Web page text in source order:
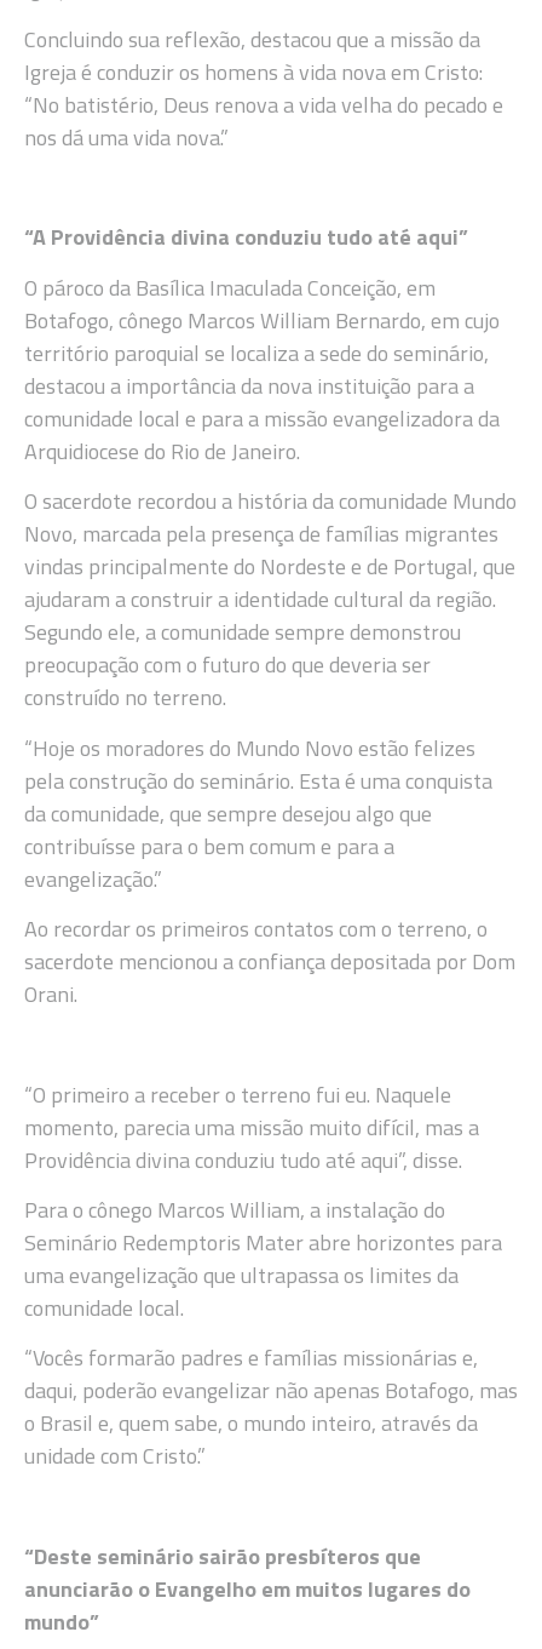
Concluindo sua reflexão, destacou que a missão da
Igreja é conduzir os homens à vida nova em Cristo:
“No batistério, Deus renova a vida velha do pecado e
nos dá uma vida nova.”
“A Providência divina conduziu tudo até aqui”
O pároco da Basílica Imaculada Conceição, em
Botafogo, cônego Marcos William Bernardo, em cujo
território paroquial se localiza a sede do seminário,
destacou a importância da nova instituição para a
comunidade local e para a missão evangelizadora da
Arquidiocese do Rio de Janeiro.
O sacerdote recordou a história da comunidade Mundo
Novo, marcada pela presença de famílias migrantes
vindas principalmente do Nordeste e de Portugal, que
ajudaram a construir a identidade cultural da região.
Segundo ele, a comunidade sempre demonstrou
preocupação com o futuro do que deveria ser
construído no terreno.
“Hoje os moradores do Mundo Novo estão felizes
pela construção do seminário. Esta é uma conquista
da comunidade, que sempre desejou algo que
contribuísse para o bem comum e para a
evangelização.”
Ao recordar os primeiros contatos com o terreno, o
sacerdote mencionou a confiança depositada por Dom
Orani.
“O primeiro a receber o terreno fui eu. Naquele
momento, parecia uma missão muito difícil, mas a
Providência divina conduziu tudo até aqui”, disse.
Para o cônego Marcos William, a instalação do
Seminário Redemptoris Mater abre horizontes para
uma evangelização que ultrapassa os limites da
comunidade local.
“Vocês formarão padres e famílias missionárias e,
daqui, poderão evangelizar não apenas Botafogo, mas
o Brasil e, quem sabe, o mundo inteiro, através da
unidade com Cristo.”
“Deste seminário sairão presbíteros que
anunciarão o Evangelho em muitos lugares do
mundo”